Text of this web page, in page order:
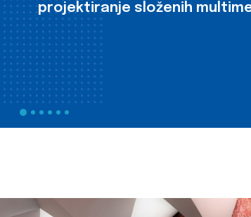
projektiranje složenih